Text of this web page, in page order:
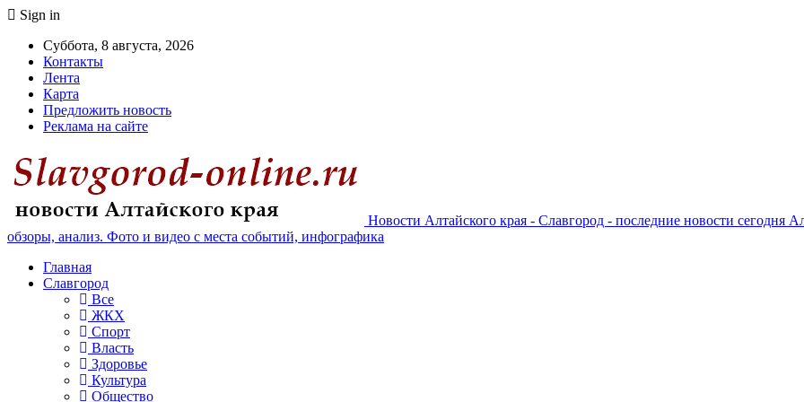
Sign in
Суббота, 8 августа, 2026
Контакты
Лента
Карта
Предложить новость
Реклама на сайте
Новости Алтайского края - Славгород - последние новости сегодня
обзоры, анализ. Фото и видео с места событий, инфографика
Главная
Славгород
Все
ЖКХ
Спорт
Власть
Здоровье
Культура
Общество